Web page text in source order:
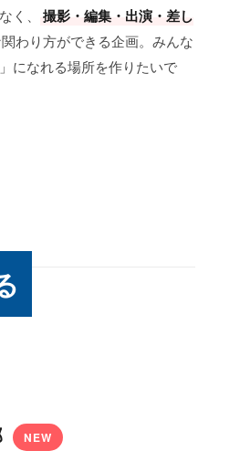
く、
撮影・編集・出演・差し
わり方ができる企画。みんな
になれる場所を作りたいで
NEW